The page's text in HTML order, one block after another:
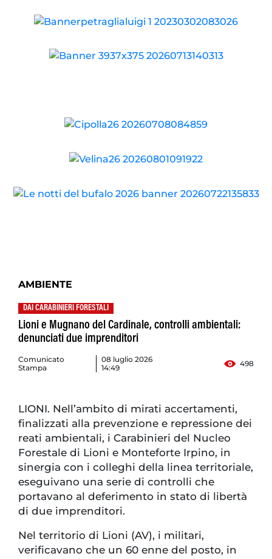
AMBIENTE
DAI CARABINIERI FORESTALI
Lioni e Mugnano del Cardinale, controlli ambientali:
denunciati due imprenditori
Comunicato
Stampa
08 luglio 2026
14:49
498
LIONI. Nell’ambito di mirati accertamenti,
finalizzati alla prevenzione e repressione dei
reati ambientali, i Carabinieri del Nucleo
Forestale di Lioni e Monteforte Irpino, in
sinergia con i colleghi della linea territoriale,
eseguivano una serie di controlli che
portavano al deferimento in stato di libertà
di due imprenditori.
Nel territorio di Lioni (AV), i militari,
verificavano che un 60 enne del posto, in